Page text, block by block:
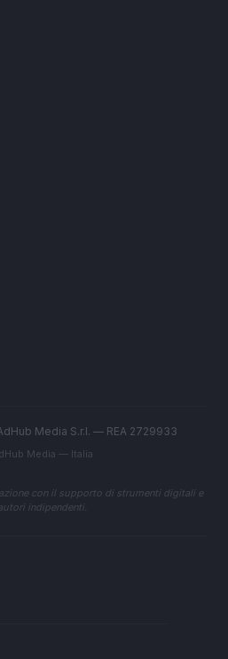
Media S.r.l. — REA 2729933
Media — Italia
con il supporto di strumenti digitali e
indipendenti.